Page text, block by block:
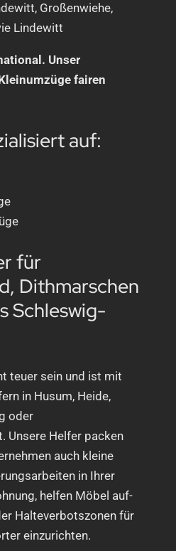
Großenwiehe,
Lindewitt
Unser
fairen
auf:
für
Dithmarschen
Schleswig-
teuer sein und ist mit
in Husum, Heide,
oder
Unsere Helfer packen
auch kleine
in Ihrer
helfen Möbel auf-
Halteverbotszonen für
einzurichten.